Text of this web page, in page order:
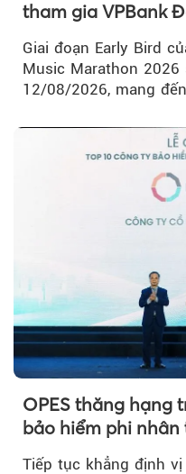
tham gia VPBank
Giai đoạn Early Bird
Music Marathon
12/08/2026, mang
OPES thăng hạng
bảo hiểm phi
Tiếp tục khẳng định